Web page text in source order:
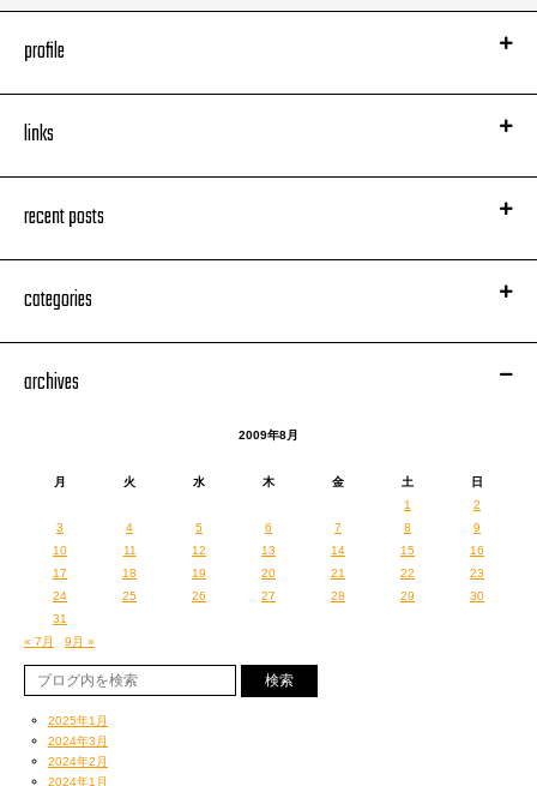
profile
links
recent posts
categories
archives
2009年8月
月 火 水 木 金 土
日
1
2
3
4 5 6 7 8
9
10
11 12 13 14 15
16
17
18 19 20 21 22
23
24
25 26 27 28 29
30
31
« 7月
9月 »
2025年1月
2024年3月
2024年2月
2024年1月